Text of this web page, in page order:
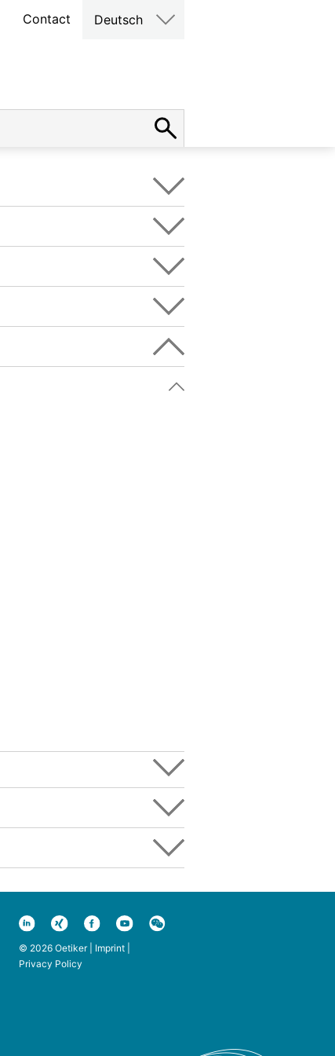
Contact Deutsch
© 2026 Oetiker | Imprint|
Privacy Policy